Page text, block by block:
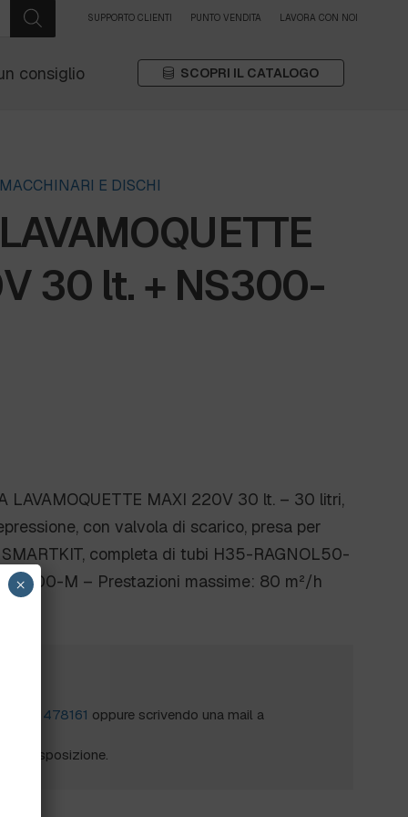
SUPPORTO CLIENTI PUNTO VENDITA LAVORA CON NOI
consiglio SCOPRI IL CATALOGO
MACCHINARI E DISCHI
30 lt. + NS300-
LAVAMOQUETTE MAXI 220V 30 lt. – 30 litri,
con valvola di scarico, presa per
completa di tubi H35-RAGNOL50-
NS300-M – Prestazioni massime: 80 m²/h
0172 478161 oppure scrivendo una mail a
a disposizione.
×